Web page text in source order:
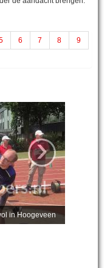
6 7 8 9
in Hoogeveen
›